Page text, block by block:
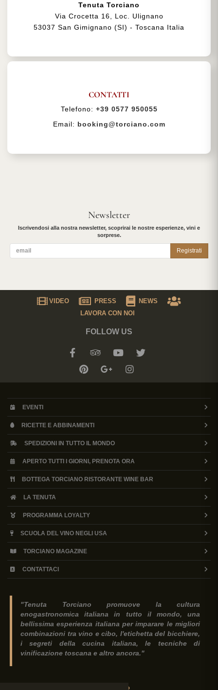
Tenuta Torciano
Via Crocetta 16, Loc. Ulignano
53037 San Gimignano (SI) - Toscana Italia
CONTATTI
Telefono: +39 0577 950055
Email: booking@torciano.com
Newsletter
Iscrivendosi alla nostra newsletter, scoprirai le nostre esperienze, vini e
sorprese.
Registrati
VIDEO PRESS
NEWS
LAVORA CON NOI
FOLLOW US
EVENTI
RICETTE E ABBINAMENTI
SPEDIZIONI IN TUTTO IL MONDO
APERTO TUTTI I GIORNI, PRENOTA ORA
BOTTEGA TORCIANO RISTORANTE WINE BAR
LA TENUTA
PROGRAMMA LOYALTY
SCUOLA DEL VINO NEGLI USA
TORCIANO MAGAZINE
CONTATTACI
"Tenuta Torciano promuove la cultura
enogastronomica italiana in tutto il mondo, una
bellissima esperienza italiana per imparare le migliori
combinazioni tra vino e cibo, l'etichetta del bicchiere,
i segreti della cucina italiana, le tecniche di
vinificazione toscana e altro ancora."
Tenuta Torciano